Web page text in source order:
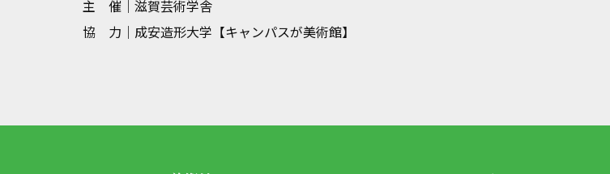
主 催｜ 滋賀芸術学舎
協 力｜ 成安造形大学【キャンパスが美術館】